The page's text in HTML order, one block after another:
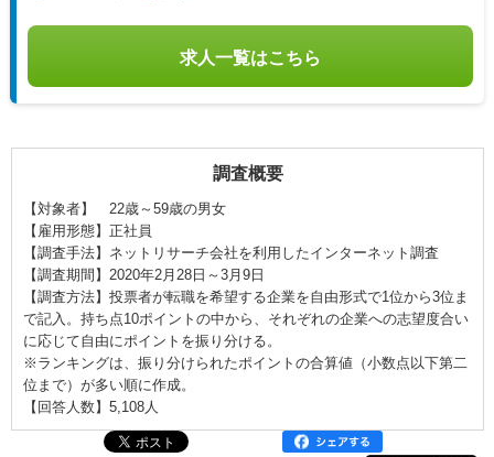
求人一覧はこちら
調査概要
【対象者】 22歳～59歳の男女
【雇用形態】正社員
【調査手法】ネットリサーチ会社を利用したインターネット調査
【調査期間】2020年2月28日～3月9日
【調査方法】投票者が転職を希望する企業を自由形式で1位から3位ま
で記入。持ち点10ポイントの中から、それぞれの企業への志望度合い
に応じて自由にポイントを振り分ける。
※ランキングは、振り分けられたポイントの合算値（小数点以下第二
位まで）が多い順に作成。
【回答人数】5,108人